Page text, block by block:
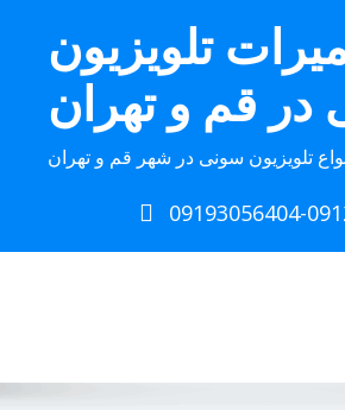
تلویزیون
قم و تهران
تلویزیون سونی در شهر قم و تهران
09193056404-